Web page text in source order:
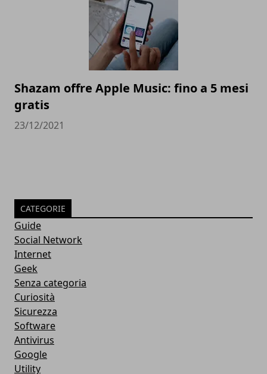
Shazam offre Apple Music: fino a 5 mesi
gratis
23/12/2021
CATEGORIE
Guide
Social Network
Internet
Geek
Senza categoria
Curiosità
Sicurezza
Software
Antivirus
Google
Utility